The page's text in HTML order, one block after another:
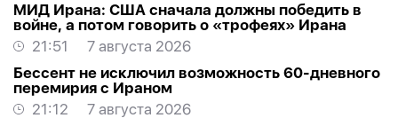
МИД Ирана: США сначала должны победить в
войне, а потом говорить о «трофеях» Ирана
21:51
7 августа 2026
Бессент не исключил возможность 60-дневного
перемирия с Ираном
21:12
7 августа 2026